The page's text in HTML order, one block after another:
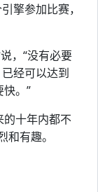
擎参加比赛，
，“没有必要
经可以达到
。”
的十年内都不
有趣。